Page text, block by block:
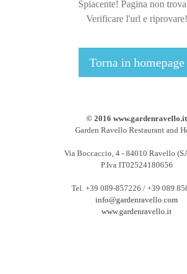
Spiacente! Pagina non
Verificare l'url e riprovare!
Torna in homepage
© 2016 www.gardenravello.it
Garden Ravello Restaurant and
Via Boccaccio, 4 - 84010 Ravello
P.Iva IT02524180656
Tel. +39 089-857226 / +39 089
info@gardenravello.com
www.gardenravello.it